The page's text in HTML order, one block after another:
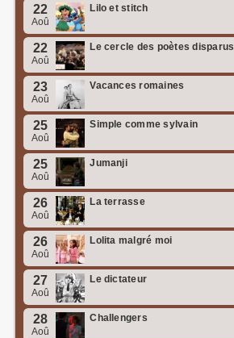
22
Aoû
Lilo et stitch
22
Aoû
Le cercle des poètes disparus
23
Aoû
Vacances romaines
25
Aoû
Simple comme sylvain
25
Aoû
Jumanji
26
Aoû
La terrasse
26
Aoû
Lolita malgré moi
27
Aoû
Le dictateur
28
Aoû
Challengers